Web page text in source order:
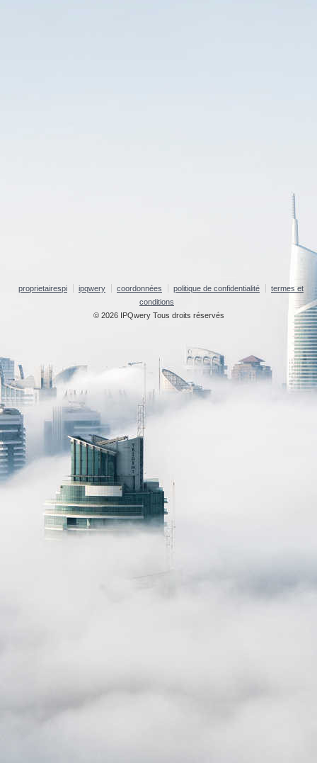
proprietairespi ipqwery coordonnées politique de confidentialité
termes et
conditions
© 2026 IPQwery Tous droits réservés